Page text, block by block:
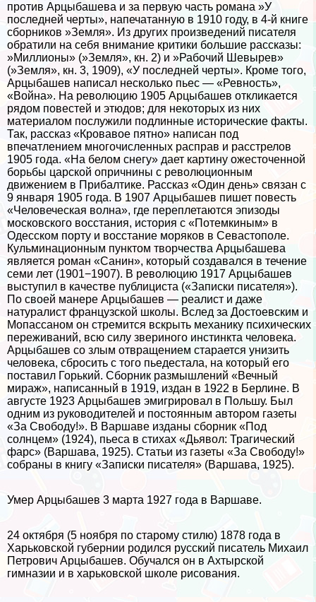
против Арцыбашева и за первую часть романа »У
последней черты», напечатанную в 1910 году, в 4-й книге
сборников »Земля». Из других произведений писателя
обратили на себя внимание критики большие рассказы:
»Миллионы» (»Земля», кн. 2) и »Рабочий Шевырев»
(»Земля», кн. 3, 1909), «У последней черты». Кроме того,
Арцыбашев написал несколько пьес — «Ревность»,
«Война». На революцию 1905 Арцыбашев откликается
рядом повестей и этюдов; для некоторых из них
материалом послужили подлинные исторические факты.
Так, рассказ «Кровавое пятно» написан под
впечатлением многочисленных расправ и расстрелов
1905 года. «На белом снегу» дает картину ожесточенной
борьбы царской опричнины с революционным
движением в Прибалтике. Рассказ «Один день» связан с
9 января 1905 года. В 1907 Арцыбашев пишет повесть
«Человеческая волна», где переплетаются эпизоды
московского восстания, история с «Потемкиным» в
Одесском порту и восстание моряков в Севастополе.
Кульминационным пунктом творчества Арцыбашева
является роман «Санин», который создавался в течение
семи лет (1901−1907). В революцию 1917 Арцыбашев
выступил в качестве публициста («Записки писателя»).
По своей манере Арцыбашев — реалист и даже
натуралист французской школы. Вслед за Достоевским и
Мопассаном он стремится вскрыть механику психических
переживаний, всю силу звериного инстинкта человека.
Арцыбашев со злым отвращением старается унизить
человека, сбросить с того пьедестала, на который его
поставил Горький. Сборник размышлений «Вечный
мираж», написанный в 1919, издан в 1922 в Берлине. В
августе 1923 Арцыбашев эмигрировал в Польшу. Был
одним из руководителей и постоянным автором газеты
«За Свободу!». В Варшаве изданы сборник «Под
солнцем» (1924), пьеса в стихах «Дьявол: Трагический
фарс» (Варшава, 1925). Статьи из газеты «За Свободу!»
собраны в книгу «Записки писателя» (Варшава, 1925).
Умер Арцыбашев 3 марта 1927 года в Варшаве.
24 октября (5 ноября по старому стилю) 1878 года в
Харьковской губернии родился русский писатель Михаил
Петрович Арцыбашев. Обучался он в Ахтырской
гимназии и в харьковской школе рисования.